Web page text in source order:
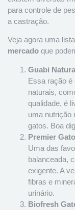
para controle de
a castração.
Veja agora uma
mercado que
Guabi
Essa ração é
naturais,
qualidade, é
uma nutrição
gatos. Boa
Premier
Uma das
balanceada,
exigente. A
fibras e
urinário.
Biofresh